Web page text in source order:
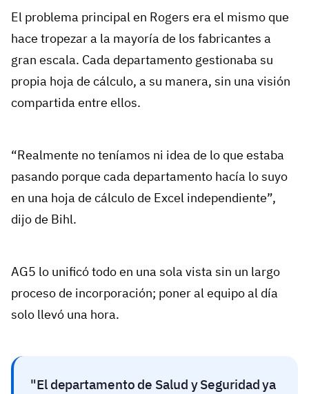
El problema principal en Rogers era el mismo que
hace tropezar a la mayoría de los fabricantes a
gran escala. Cada departamento gestionaba su
propia hoja de cálculo, a su manera, sin una visión
compartida entre ellos.
“Realmente no teníamos ni idea de lo que estaba
pasando porque cada departamento hacía lo suyo
en una hoja de cálculo de Excel independiente”,
dijo de Bihl.
AG5 lo unificó todo en una sola vista sin un largo
proceso de incorporación; poner al equipo al día
solo llevó una hora.
El departamento de Salud y Seguridad ya